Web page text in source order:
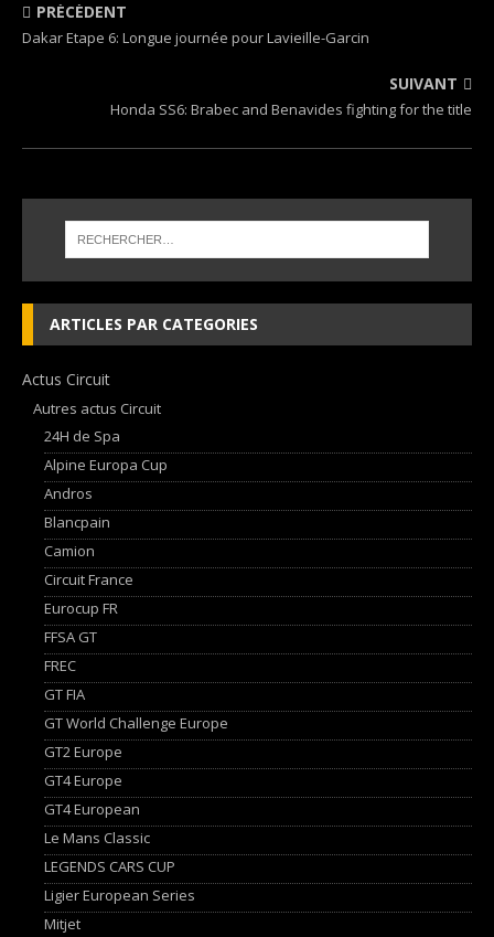
PRÉCÉDENT
Dakar Etape 6: Longue journée pour Lavieille-Garcin
SUIVANT
Honda SS6: Brabec and Benavides fighting for the title
ARTICLES PAR CATEGORIES
Actus Circuit
Autres actus Circuit
24H de Spa
Alpine Europa Cup
Andros
Blancpain
Camion
Circuit France
Eurocup FR
FFSA GT
FREC
GT FIA
GT World Challenge Europe
GT2 Europe
GT4 Europe
GT4 European
Le Mans Classic
LEGENDS CARS CUP
Ligier European Series
Mitjet